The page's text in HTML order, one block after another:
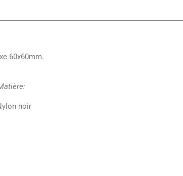
60x60mm.
Matière:
noir